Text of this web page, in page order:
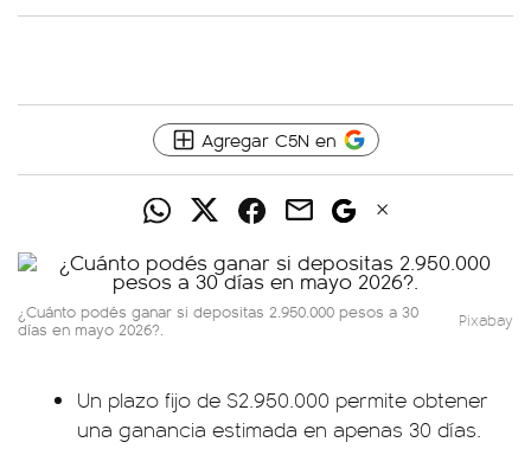
Agregar C5N en
¿Cuánto podés ganar si depositas 2.950.000 pesos a 30
días en mayo 2026?. Pixabay
Un plazo fijo de $2.950.000 permite obtener
una ganancia estimada en apenas 30 días.